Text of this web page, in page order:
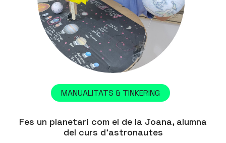
MANUALITATS & TINKERING
Fes un planetari com el de la Joana, alumna
del curs d’astronautes